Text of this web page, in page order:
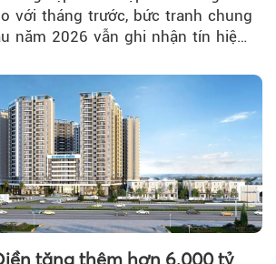
với tháng trước, bức tranh chung
năm 2026 vẫn ghi nhận tín hiệu
tăng thêm hơn 6.000 tỷ